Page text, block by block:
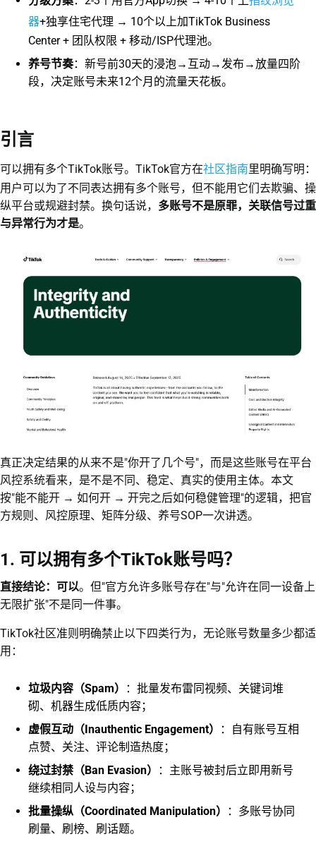
器+独享住宅代理 → 10个以上加TikTok Business
Center + 团队权限 + 移动/ISP代理池。
养号节奏：新号前30天的浸泡→互动→发布→放量四阶
段，决定账号未来12个月的流量天花板。
引言
可以拥有多个TikTok账号。TikTok官方在社区指南里明确写明：
用户可以为了不同表达拥有多个账号，但不能用它们去欺骗、操
纵平台或规避封禁。换句话说， 多账号不是原罪，关联信号过重
与异常行为才是。
真正决定结果的从来不是"你开了几个号"，而是这些账号在平台
风控系统看来，是不是不同、稳定、真实的使用主体。本文
按"能不能开 → 如何开 → 开完之后如何稳健管理"的逻辑，把官
方规则、风控原理、矩阵分级、养号SOP一次讲透。
1. 可以拥有多个TikTok账号吗？
直接结论：可以。但"官方允许多账号存在"与"允许在同一设备上
无限扩张"不是同一件事。
TikTok社区准则明确禁止以下四类行为，无论账号数量多少都适
用：
垃圾内容（Spam）
：批量发布雷同视频、关键词堆
砌、机器生成低质内容；
虚假互动（Inauthentic Engagement）
：自有账号互相
点赞、关注、评论制造热度；
绕过封禁（Ban Evasion）
：主账号被封后立即用新号
继续相同人设与内容；
批量操纵（Coordinated Manipulation）
：多账号协同
刷量、刷榜、刷话题。